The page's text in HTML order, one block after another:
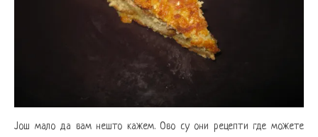
Још мало да вам нешто кажем. Ово су они рецепти где можете